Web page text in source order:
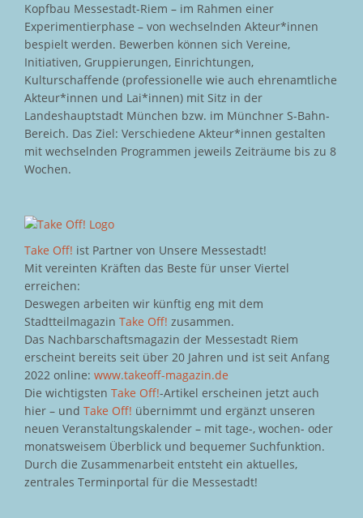
Kopfbau Messestadt-Riem – im Rahmen einer
Experimentierphase – von wechselnden Akteur*innen
bespielt werden. Bewerben können sich Vereine,
Initiativen, Gruppierungen, Einrichtungen,
Kulturschaffende (professionelle wie auch ehrenamtliche
Akteur*innen und Lai*innen) mit Sitz in der
Landeshauptstadt München bzw. im Münchner S-Bahn-
Bereich. Das Ziel: Verschiedene Akteur*innen gestalten
mit wechselnden Programmen jeweils Zeiträume bis zu 8
Wochen.
Take Off! ist Partner von Unsere Messestadt!
Mit vereinten Kräften das Beste für unser Viertel
erreichen:
Deswegen arbeiten wir künftig eng mit dem
Stadtteilmagazin Take Off! zusammen.
Das Nachbarschaftsmagazin der Messestadt Riem
erscheint bereits seit über 20 Jahren und ist seit Anfang
2022 online: www.takeoff-magazin.de
Die wichtigsten Take Off!-Artikel erscheinen jetzt auch
hier – und Take Off! übernimmt und ergänzt unseren
neuen Veranstaltungskalender – mit tage-, wochen- oder
monatsweisem Überblick und bequemer Suchfunktion.
Durch die Zusammenarbeit entsteht ein aktuelles,
zentrales Terminportal für die Messestadt!